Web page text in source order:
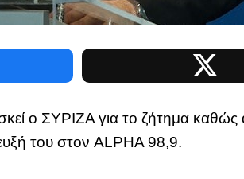
ο ΣΥΡΙΖΑ για το ζήτημα
του στον ALPHA 98,9.